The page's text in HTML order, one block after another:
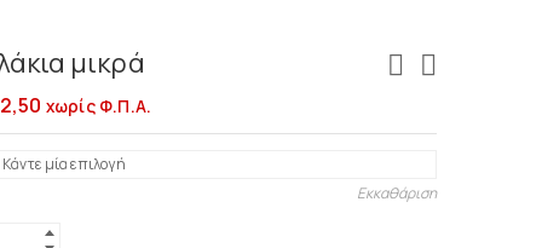
μικρά
2,50 χωρίς Φ.Π.Α.
Εκκαθάριση